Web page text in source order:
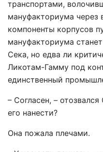
транспортами,
мануфакториума через
компоненты корпусов
мануфакториума
Сека, но едва ли
Ликотам-Гамму под
единственный
– Согласен, –
его нанести?
Она пожала плечами.